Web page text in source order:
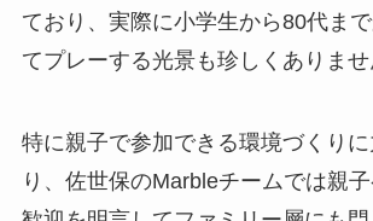
ており、実際に小学生から80代ま
てプレーする光景も珍しくありませ
特に親子で参加できる環境づくり
り、佐世保のMarbleチームでは親